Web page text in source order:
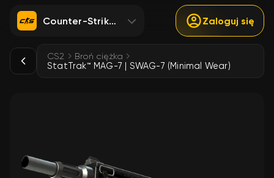
Counter-Strike 2 Zaloguj się
CS2 Broń ciężka
StatTrak™ MAG-7 | SWAG-7 (Minimal Wear)